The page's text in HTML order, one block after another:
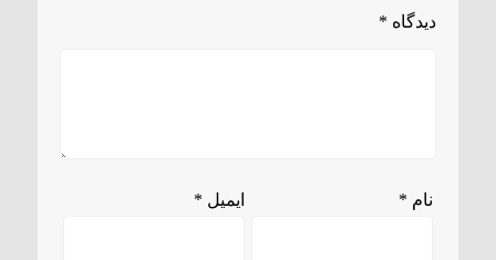
دیدگاه *
نام * ایمیل *